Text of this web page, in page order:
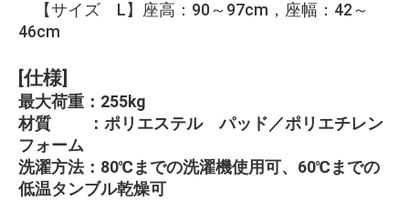
【サイズ L】座高：90～97cm，座幅：42～
46cm
[仕様]
最大荷重：255kg
材質 ：ポリエステル パッド／ポリエチレン
フォーム
洗濯方法：80℃までの洗濯機使用可、60℃までの
低温タンブル乾燥可